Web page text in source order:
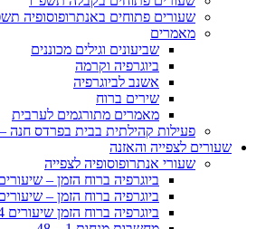
שעורים פתוחים באנתרופוסופיה
מאמרים
שביעונים וגילים מכוננים
ביוגרפיה וקרמה
אשנב לביוגרפיה
שירים ברוח
מאמרים מתורגמים לערבית
פעילות קהילתית בבית בפרדס חנה
שעורים לצפייה והאזנה
שעורי אנתרופוסופיה לצפייה
ביוגרפיה ברוח הזמן – שיעורים 1 –
ביוגרפיה ברוח הזמן – שיעורים 55 –
ביוגרפיה ברוח הזמן שיעורים 84 – היום